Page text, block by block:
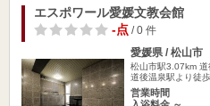
エスポワール愛媛文教会館
-点/ 0 件
愛媛県 / 松山市
松山市駅3.07km 道
道後温泉駅より徒
営業時間